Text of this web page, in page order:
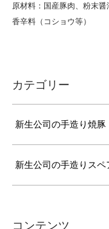
原材料：国産豚肉、粉末
香辛料（コショウ等）
カテゴリー
新生公司の手造り焼豚
新生公司の手造りスペ
コンテンツ